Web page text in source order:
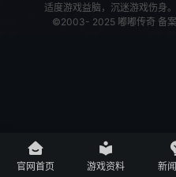
适度游戏益脑，沉迷游戏伤身
©2003- 2025 嘟嘟传奇 备

官网首页

游戏资料 新